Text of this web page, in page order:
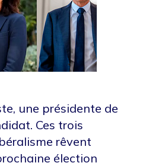
une présidente de
Ces trois
rêvent
élection